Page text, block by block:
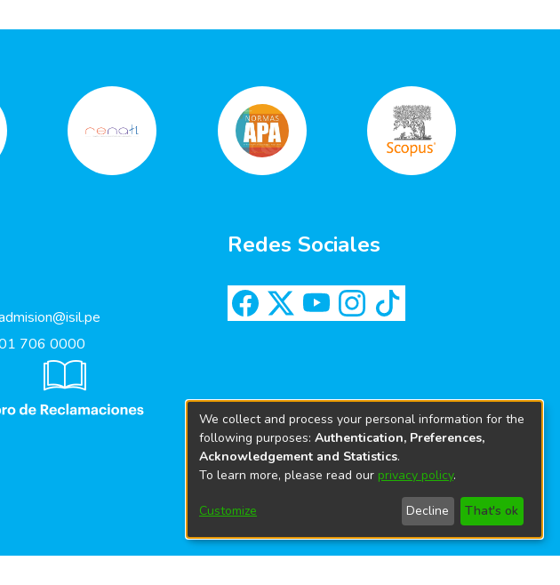
706 0000
Redes Sociales
We collect and process your personal information for the
following purposes: Authentication, Preferences,
Acknowledgement and Statistics.
To learn more, please read our privacy policy.
Customize Decline That's ok